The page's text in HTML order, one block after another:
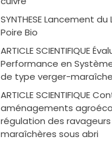
SYNTHESE Lancement du
Poire Bio
ARTICLE SCIENTIFIQUE
Performance en
de type verger-
ARTICLE SCIENTIFIQUE
aménagements
régulation des
maraîchères sous abri